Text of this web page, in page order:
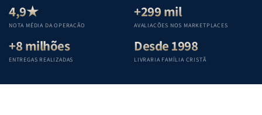
Teológica
Penkal
Penkal
Teológica
Penkal
4,9★
NOTA MÉDIA DA OPERAÇÃO
+299 mil
AVALIAÇÕES NOS MARKETPLACES
+8 milhões
ENTREGAS REALIZADAS
Desde 1998
LIVRARIA FAMÍLIA CRISTÃ